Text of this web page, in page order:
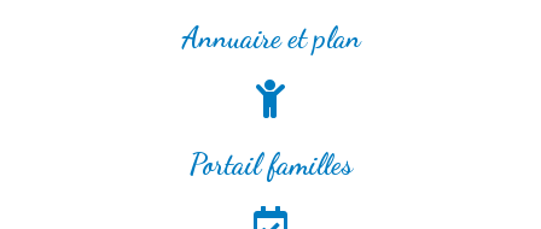
Annuaire et plan
Portail familles